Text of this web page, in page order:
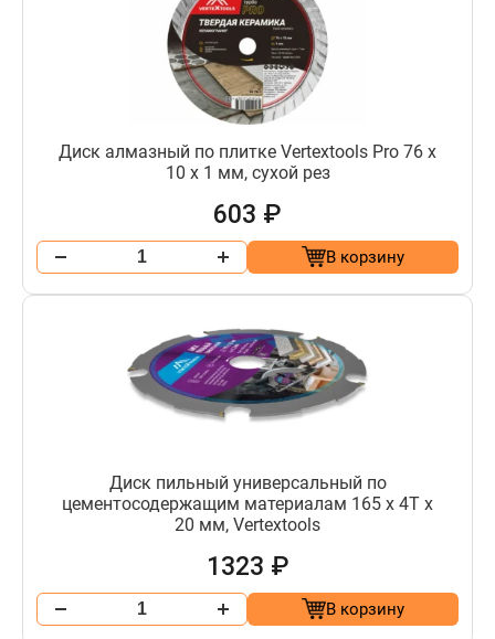
Диск алмазный по плитке Vertextools Pro 76 х
10 х 1 мм, сухой рез
603 ₽
В корзину
Диск пильный универсальный по
цементосодержащим материалам 165 x 4Т x
20 мм, Vertextools
1323 ₽
В корзину